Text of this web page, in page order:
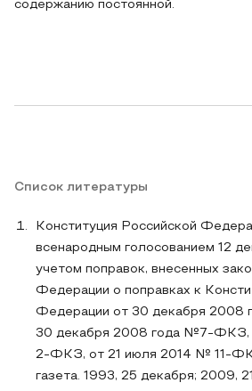
содержанию постоянной.
Список литературы
Конституция Российской
всенародным голосованием 12
учетом поправок, внесенных
Федерации о поправках к
Федерации от 30 декабря
30 декабря 2008 года №7-
2-ФКЗ, от 21 июля 2014 № 11-
газета. 1993, 25 декабря; 2009,